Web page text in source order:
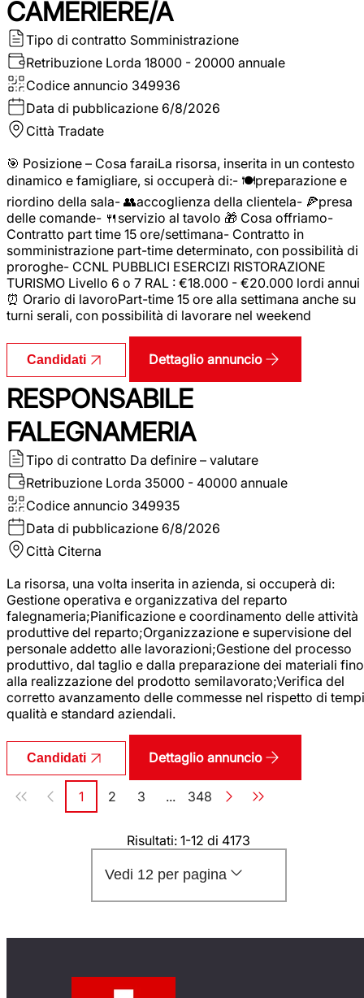
CAMERIERE/A
Tipo di contratto Somministrazione
Retribuzione Lorda 18000 - 20000 annuale
Codice annuncio 349936
Data di pubblicazione 6/8/2026
Città Tradate
🎯 Posizione – Cosa faraiLa risorsa, inserita in un contesto
dinamico e famigliare, si occuperà di:- 🍽️preparazione e
riordino della sala- 👥accoglienza della clientela- 🍕presa
delle comande- 🍴servizio al tavolo 🎁 Cosa offriamo-
Contratto part time 15 ore/settimana- Contratto in
somministrazione part-time determinato, con possibilità di
proroghe- CCNL PUBBLICI ESERCIZI RISTORAZIONE
TURISMO Livello 6 o 7 RAL : €18.000 - €20.000 lordi annui
⏰ Orario di lavoroPart-time 15 ore alla settimana anche su
turni serali, con possibilità di lavorare nel weekend
Candidati Dettaglio annuncio
RESPONSABILE
FALEGNAMERIA
Tipo di contratto Da definire – valutare
Retribuzione Lorda 35000 - 40000 annuale
Codice annuncio 349935
Data di pubblicazione 6/8/2026
Città Citerna
La risorsa, una volta inserita in azienda, si occuperà di:
Gestione operativa e organizzativa del reparto
falegnameria;Pianificazione e coordinamento delle attività
produttive del reparto;Organizzazione e supervisione del
personale addetto alle lavorazioni;Gestione del processo
produttivo, dal taglio e dalla preparazione dei materiali fino
alla realizzazione del prodotto semilavorato;Verifica del
corretto avanzamento delle commesse nel rispetto di
qualità e standard aziendali.
Candidati Dettaglio annuncio
Paginazione
Pagina
1 Pagina
2 Pagina
3 ... Pagina
348
Risultati: 1-12 di 4173
Vedi 12 per pagina